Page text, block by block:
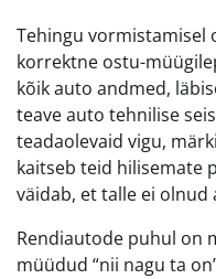
Tehingu vormistamisel
korrektne ostu-
kõik auto andmed,
teave auto tehnilise
teadaolevaid vigu,
kaitseb teid hilisemate
väidab, et talle ei
Rendiautode puhul on
müüdud “nii nagu ta